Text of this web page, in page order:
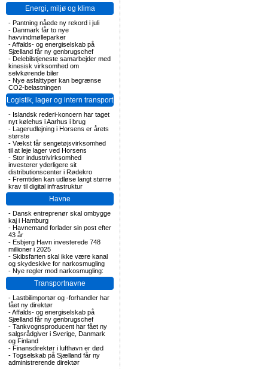
Energi, miljø og klima
- Pantning nåede ny rekord i juli
- Danmark får to nye
havvindmølleparker
-Affalds- og energiselskab på
Sjælland får ny genbrugschef
- Delebilstjeneste samarbejder med
kinesisk virksomhed om
selvkørende biler
- Nye asfalttyper kan begrænse
CO2-belastningen
Logistik, lager og intern transport
- Islandsk rederi-koncern har taget
nyt kølehus i Aarhus i brug
- Lagerudlejning i Horsens er årets
største
- Vækst får sengetøjsvirksomhed
til at leje lager ved Horsens
- Stor industrivirksomhed
investerer yderligere sit
distributionscenter i Rødekro
- Fremtiden kan udløse langt større
krav til digital infrastruktur
Havne
- Dansk entreprenør skal ombygge
kaj i Hamburg
- Havnemand forlader sin post efter
43 år
- Esbjerg Havn investerede 748
millioner i 2025
- Skibsfarten skal ikke være kanal
og skydeskive for narkosmugling
- Nye regler mod narkosmugling:
Transportnavne
- Lastbilimportør og -forhandler har
fået ny direktør
-Affalds- og energiselskab på
Sjælland får ny genbrugschef
- Tankvognsproducent har fået ny
salgsrådgiver i Sverige, Danmark
og Finland
- Finansdirektør i lufthavn er død
- Togselskab på Sjælland får ny
administrerende direktør